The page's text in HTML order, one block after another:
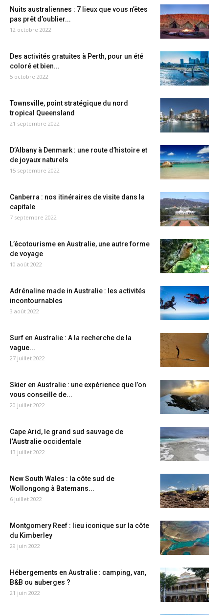
Nuits australiennes : 7 lieux que vous n’êtes
pas prêt d’oublier...
12 octobre 2022
Des activités gratuites à Perth, pour un été
coloré et bien...
5 octobre 2022
Townsville, point stratégique du nord
tropical Queensland
21 septembre 2022
D’Albany à Denmark : une route d’histoire et
de joyaux naturels
15 septembre 2022
Canberra : nos itinéraires de visite dans la
capitale
7 septembre 2022
L’écotourisme en Australie, une autre forme
de voyage
10 août 2022
Adrénaline made in Australie : les activités
incontournables
3 août 2022
Surf en Australie : A la recherche de la
vague...
27 juillet 2022
Skier en Australie : une expérience que l’on
vous conseille de...
20 juillet 2022
Cape Arid, le grand sud sauvage de
l’Australie occidentale
13 juillet 2022
New South Wales : la côte sud de
Wollongong à Batemans...
6 juillet 2022
Montgomery Reef : lieu iconique sur la côte
du Kimberley
29 juin 2022
Hébergements en Australie : camping, van,
B&B ou auberges ?
21 juin 2022